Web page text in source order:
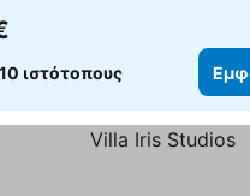
10 ιστότοπους